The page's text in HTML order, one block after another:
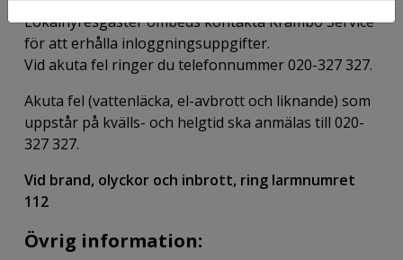
Lokalhyresgäster ombeds kontakta Krambo Service
för att erhålla inloggningsuppgifter.
Vid akuta fel ringer du telefonnummer 020-327 327.
Akuta fel (vattenläcka, el-avbrott och liknande) som
uppstår på kvälls- och helgtid ska anmälas till 020-
327 327.
Vid brand, olyckor och inbrott, ring larmnumret
112
Övrig information: